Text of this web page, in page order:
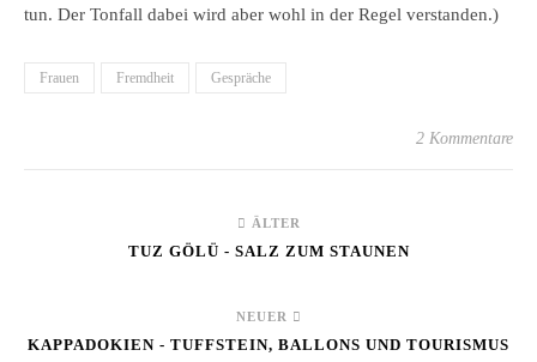
tun. Der Tonfall dabei wird aber wohl in der Regel verstanden.)
Frauen Fremdheit Gespräche
2 Kommentare
ÄLTER
TUZ GÖLÜ - SALZ ZUM STAUNEN
NEUER
KAPPADOKIEN - TUFFSTEIN, BALLONS UND TOURISMUS